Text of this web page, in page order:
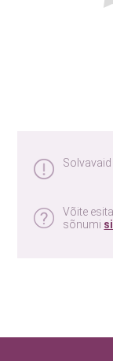
Võite
sõnumi